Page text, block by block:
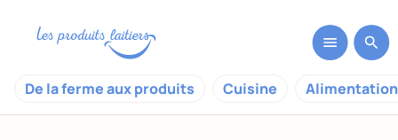
De la ferme aux produits Cuisine